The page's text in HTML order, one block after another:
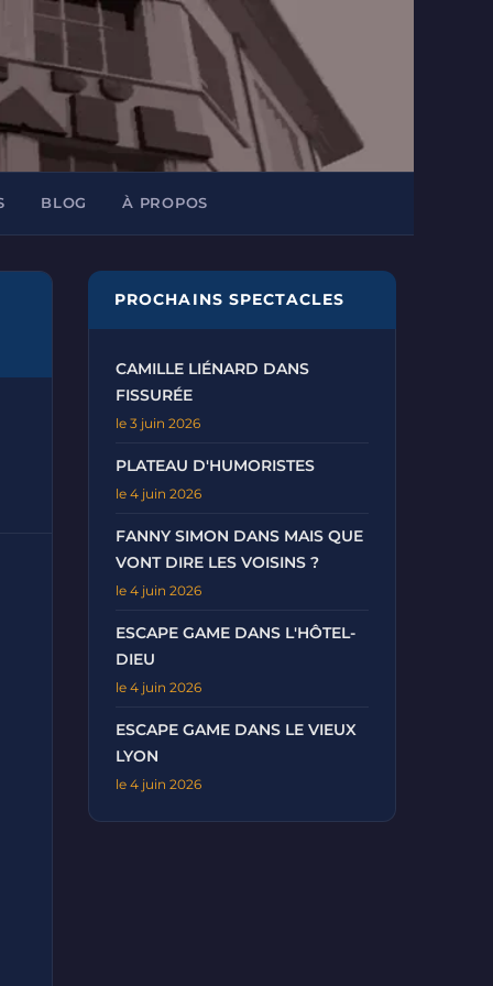
BLOG À PROPOS
PROCHAINS SPECTACLES
CAMILLE LIÉNARD DANS
FISSURÉE
le 3 juin 2026
PLATEAU D'HUMORISTES
le 4 juin 2026
FANNY SIMON DANS MAIS QUE
VONT DIRE LES VOISINS ?
le 4 juin 2026
ESCAPE GAME DANS L'HÔTEL-
DIEU
le 4 juin 2026
ESCAPE GAME DANS LE VIEUX
LYON
le 4 juin 2026